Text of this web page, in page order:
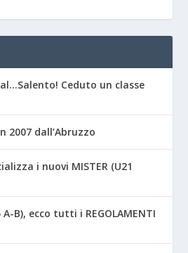
Ceduto un classe
2007 dall’Abruzzo
i nuovi MISTER (U21
A-B), ecco tutti i REGOLAMENTI